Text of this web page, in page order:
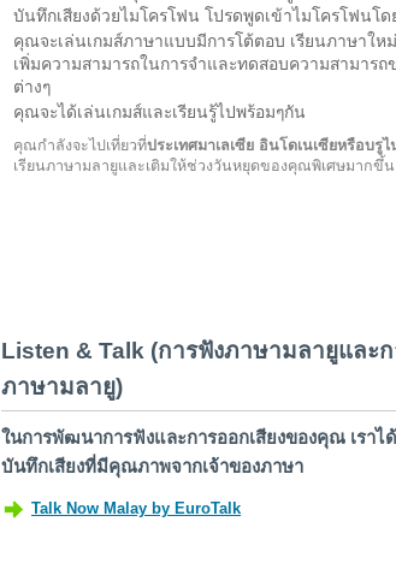
บันทึกเสียงด้วยไมโครโฟน โปรดพูดเข้าไมโครโฟนโด
คุณจะเล่นเกมส์ภาษาแบบมีการโต้ตอบ เรียนภาษาให
เพิ่มความสามารถในการจำและทดสอบความสามาร
ต่างๆ
คุณจะได้เล่นเกมส์และเรียนรู้ไปพร้อมๆกัน
คุณกำลังจะไปเที่ยวที่ประเทศมาเลเซีย อินโดเนเซียหรือบรูไ
เรียนภาษามลายูและเติมให้ช่วงวันหยุดของคุณพิเศษมากขึ้น
Listen & Talk (การฟังภาษามลายูและก
ภาษามลายู)
ในการพัฒนาการฟังและการออกเสียงของคุณ เราไ
บันทึกเสียงที่มีคุณภาพจากเจ้าของภาษา